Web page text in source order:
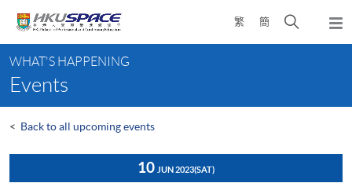
content
繁 簡
Open
search
content
start
WHAT'S HAPPENING
Events
< Back to all upcoming events
10 JUN 2023(SAT)